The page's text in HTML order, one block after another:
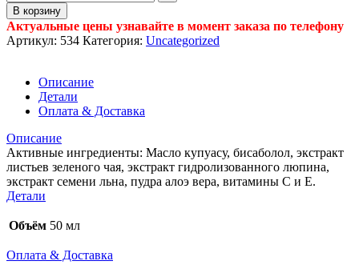
В корзину
Актуальные цены узнавайте в момент заказа по телефону
Артикул: 534 Категория: Uncategorized
Описание
Детали
Оплата & Доставка
Описание
Активные ингредиенты: Масло купуасу, бисаболол, экстракт
листьев зеленого чая, экстракт гидролизованного люпина,
экстракт семени льна, пудра алоэ вера, витамины С и Е.
Детали
Объём 50 мл
Оплата & Доставка